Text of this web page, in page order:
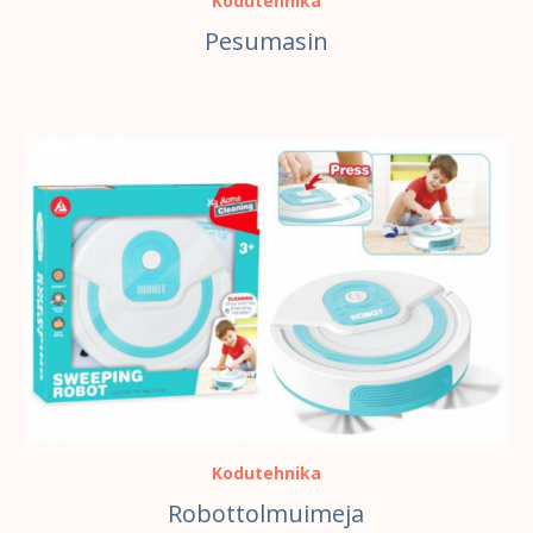
Pesumasin
Kodutehnika
Robottolmuimeja